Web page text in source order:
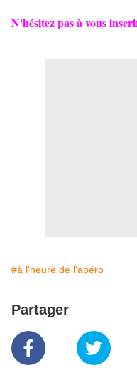
N'hésitez pas à vous
#à l'heure de l'apéro
Partager